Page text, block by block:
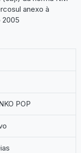
anexo à
2005
POP